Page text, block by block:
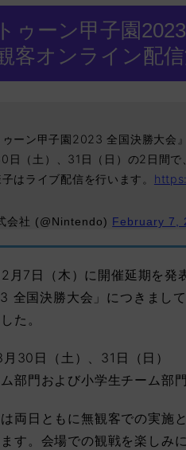
ゥーン甲子園
客オンライン配信
ゥーン甲子園2023 全国決勝大会
（土）、31日（日）の2日間で
はライブ配信を行います。
会社 (@Nintendo) February 7,
月7日（木）に開催延期を発
全国決勝大会」につきまし
た。
30日（土）、31日（日）
部門および小学生チーム部
両日ともに無観客での実施
す。会場での観戦を楽しみ